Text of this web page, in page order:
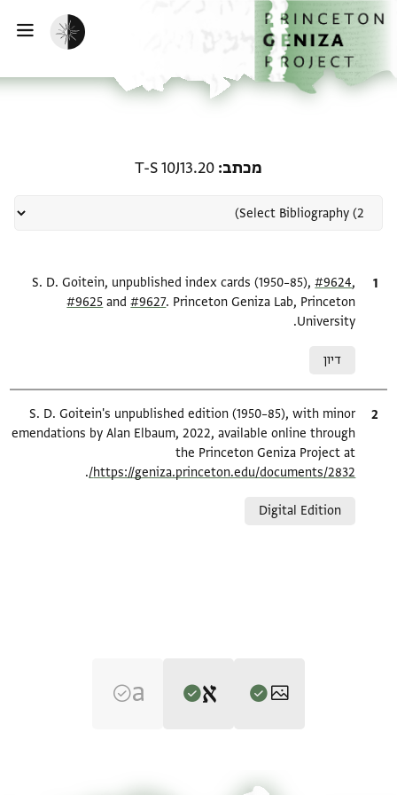
לתוכןהבית
הפעלת מצב כהה
מכתב T-S 10J13.20
ציטוט S. D. Goitein, unpublished index cards (1950–85),#9624
#9625 and#9627 . Princeton Geniza Lab, Princeton
University.
דיון
ציטוט
S. D. Goitein's unpublished edition (1950–85), with minor
emendations by Alan Elbaum, 2022, available online through
the Princeton Geniza Project at
https://geniza.princeton.edu/documents/2832/
.
Digital Edition
S. D. Goitein's unpublished edition (1950–85), with minor